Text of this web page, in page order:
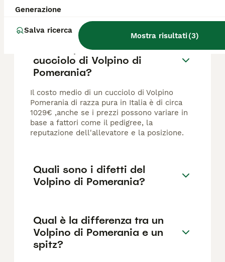
Generazione
Salva ricerca
Mostra risultati(3)
FAQ
Quanto può costare un
cucciolo di Volpino di
Pomerania?
Il costo medio di un cucciolo di Volpino
Pomerania di razza pura in Italia è di circa
1029€ ,anche se i prezzi possono variare in
base a fattori come il pedigree, la
reputazione dell'allevatore e la posizione.
Quali sono i difetti del
Volpino di Pomerania?
Qual è la differenza tra un
Volpino di Pomerania e un
spitz?